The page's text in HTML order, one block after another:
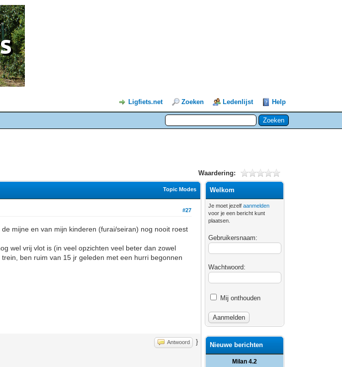
Ligfiets.net Zoeken Ledenlijst Help
Waardering:
Topic Modes
#27
mijne en van mijn kinderen (furai/seiran) nog nooit roest
wel vrij vlot is (in veel opzichten veel beter dan zowel
ben ruim van 15 jr geleden met een hurri begonnen
Antwoord }
Welkom
Je moet jezelfaanmelden
voor je een bericht kunt
plaatsen.
Gebruikersnaam:
Wachtwoord:
Mij onthouden
Nieuwe berichten
Milan 4.2